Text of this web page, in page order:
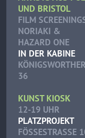
UND
FILM
NORIAKI &
HAZARD ONE
IN DER KABINE
36
KUNST KIOSK
12-19 UHR
PLATZPROJEKT
FÖSSESTRASSE